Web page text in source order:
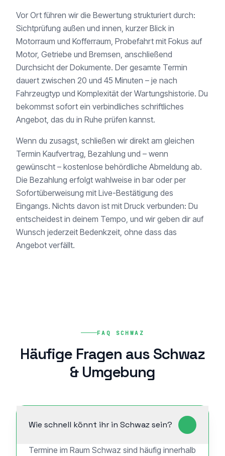
Vor Ort führen wir die Bewertung strukturiert durch:
Sichtprüfung außen und innen, kurzer Blick in
Motorraum und Kofferraum, Probefahrt mit Fokus auf
Motor, Getriebe und Bremsen, anschließend
Durchsicht der Dokumente. Der gesamte Termin
dauert zwischen 20 und 45 Minuten – je nach
Fahrzeugtyp und Komplexität der Wartungshistorie. Du
bekommst sofort ein verbindliches schriftliches
Angebot, das du in Ruhe prüfen kannst.
Wenn du zusagst, schließen wir direkt am gleichen
Termin Kaufvertrag, Bezahlung und – wenn
gewünscht – kostenlose behördliche Abmeldung ab.
Die Bezahlung erfolgt wahlweise in bar oder per
Sofortüberweisung mit Live-Bestätigung des
Eingangs. Nichts davon ist mit Druck verbunden: Du
entscheidest in deinem Tempo, und wir geben dir auf
Wunsch jederzeit Bedenkzeit, ohne dass das
Angebot verfällt.
FAQ SCHWAZ
Häufige Fragen aus Schwaz
& Umgebung
Wie schnell könnt ihr in Schwaz sein?
Termine im Raum Schwaz sind häufig innerhalb